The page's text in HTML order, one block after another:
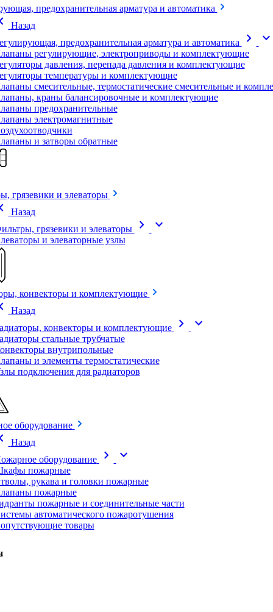
предохранительная арматура и автоматика
Назад
предохранительная арматура и автоматика
chevron_right expand_more
регулирующие, электроприводы и комплектующие
давления, перепада давления и комплектующие
температуры и комплектующие
смесительные, термостатические смесительные и
краны балансировочные и комплектующие
предохранительные
электромагнитные
и затворы обратные
грязевики и элеваторы
Назад
грязевики и элеваторы
chevron_right expand_more
и элеваторные узлы
конвекторы и комплектующие
Назад
конвекторы и комплектующие
chevron_right expand_more
стальные трубчатые
внутрипольные
и элементы термостатические
подключения для радиаторов
оборудование
Назад
оборудование
chevron_right expand_more
пожарные
рукава и головки пожарные
пожарные
пожарные и соединительные части
автоматического пожаротушения
товары